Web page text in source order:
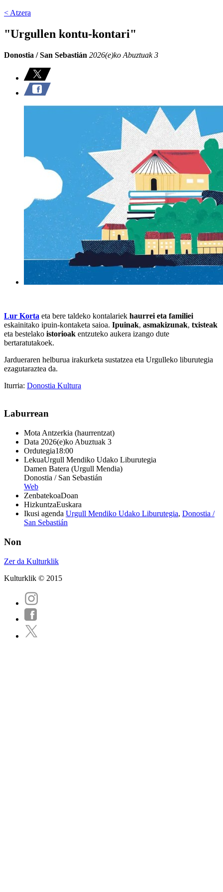
< Atzera
"Urgullen kontu-kontari"
Donostia / San Sebastián 2026(e)ko Abuztuak 3
Lur Korta eta bere taldeko kontalariek haurrei eta familiei
eskainitako ipuin-kontaketa saioa. Ipuinak, asmakizunak, txisteak
eta bestelako istorioak entzuteko aukera izango dute
bertaratutakoek.
Jardueraren helburua irakurketa sustatzea eta Urgulleko liburutegia
ezagutaraztea da.
Iturria: Donostia Kultura
Laburrean
Mota Antzerkia (haurrentzat)
Data 2026(e)ko Abuztuak 3
Ordutegia18:00
LekuaUrgull Mendiko Udako Liburutegia
Damen Batera (Urgull Mendia)
Donostia / San Sebastián
Web
ZenbatekoaDoan
HizkuntzaEuskara
Ikusi agenda Urgull Mendiko Udako Liburutegia, Donostia /
San Sebastián
Non
Zer da Kulturklik
Kulturklik © 2015